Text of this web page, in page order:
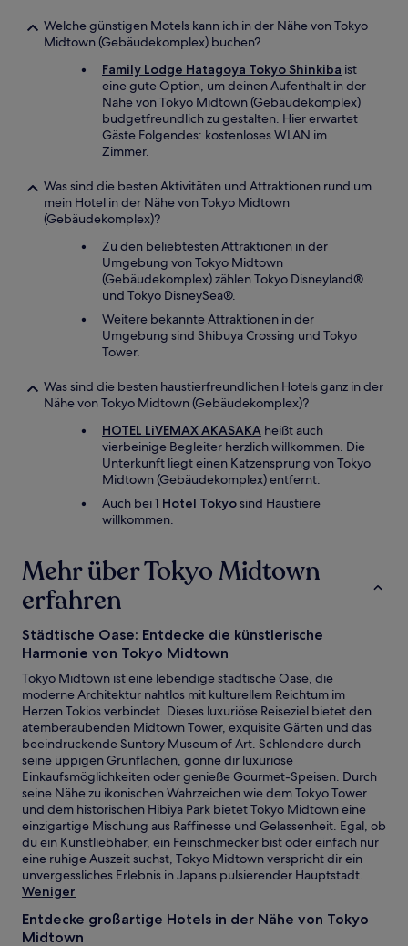
Welche günstigen Motels kann ich in der Nähe von Tokyo
Midtown (Gebäudekomplex) buchen?
Family Lodge Hatagoya Tokyo Shinkiba ist
eine gute Option, um deinen Aufenthalt in der
Nähe von Tokyo Midtown (Gebäudekomplex)
budgetfreundlich zu gestalten. Hier erwartet
Gäste Folgendes: kostenloses WLAN im
Zimmer.
Was sind die besten Aktivitäten und Attraktionen rund um
mein Hotel in der Nähe von Tokyo Midtown
(Gebäudekomplex)?
Zu den beliebtesten Attraktionen in der
Umgebung von Tokyo Midtown
(Gebäudekomplex) zählen Tokyo Disneyland®
und Tokyo DisneySea®.
Weitere bekannte Attraktionen in der
Umgebung sind Shibuya Crossing und Tokyo
Tower.
Was sind die besten haustierfreundlichen Hotels ganz in der
Nähe von Tokyo Midtown (Gebäudekomplex)?
HOTEL LiVEMAX AKASAKA heißt auch
vierbeinige Begleiter herzlich willkommen. Die
Unterkunft liegt einen Katzensprung von Tokyo
Midtown (Gebäudekomplex) entfernt.
Auch bei1 Hotel Tokyosind Haustiere
willkommen.
Mehr über Tokyo Midtown
erfahren
Städtische Oase: Entdecke die künstlerische
Harmonie von Tokyo Midtown
Tokyo Midtown ist eine lebendige städtische Oase, die
moderne Architektur nahtlos mit kulturellem Reichtum im
Herzen Tokios verbindet. Dieses luxuriöse Reiseziel bietet den
atemberaubenden Midtown Tower, exquisite Gärten und das
beeindruckende Suntory Museum of Art. Schlendere durch
seine üppigen Grünflächen, gönne dir luxuriöse
Einkaufsmöglichkeiten oder genieße Gourmet-Speisen. Durch
seine Nähe zu ikonischen Wahrzeichen wie dem Tokyo Tower
und dem historischen Hibiya Park bietet Tokyo Midtown eine
einzigartige Mischung aus Raffinesse und Gelassenheit. Egal, ob
du ein Kunstliebhaber, ein Feinschmecker bist oder einfach nur
eine ruhige Auszeit suchst, Tokyo Midtown verspricht dir ein
unvergessliches Erlebnis in Japans pulsierender Hauptstadt.
Weniger
Entdecke großartige Hotels in der Nähe von Tokyo
Midtown